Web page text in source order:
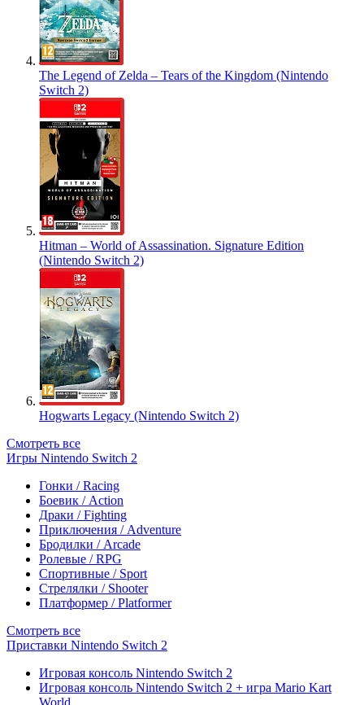
The Legend of Zelda – Tears of the Kingdom (Nintendo
Switch 2)
Hitman – World of Assassination. Signature Edition
(Nintendo Switch 2)
Hogwarts Legacy (Nintendo Switch 2)
Смотреть все
Игры Nintendo Switch 2
Гонки / Racing
Боевик / Action
Драки / Fighting
Приключения / Adventure
Бродилки / Arcade
Ролевые / RPG
Спортивные / Sport
Стрелялки / Shooter
Платформер / Platformer
Смотреть все
Приставки Nintendo Switch 2
Игровая консоль Nintendo Switch 2
Игровая консоль Nintendo Switch 2 + игра Mario Kart
World